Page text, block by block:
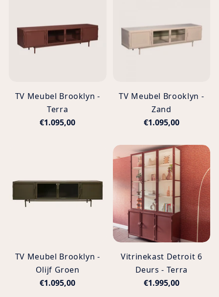
TV Meubel Brooklyn -
Terra
€1.095,00
TV Meubel Brooklyn -
Zand
€1.095,00
TV Meubel Brooklyn -
Olijf Groen
€1.095,00
Vitrinekast Detroit 6
Deurs - Terra
€1.995,00